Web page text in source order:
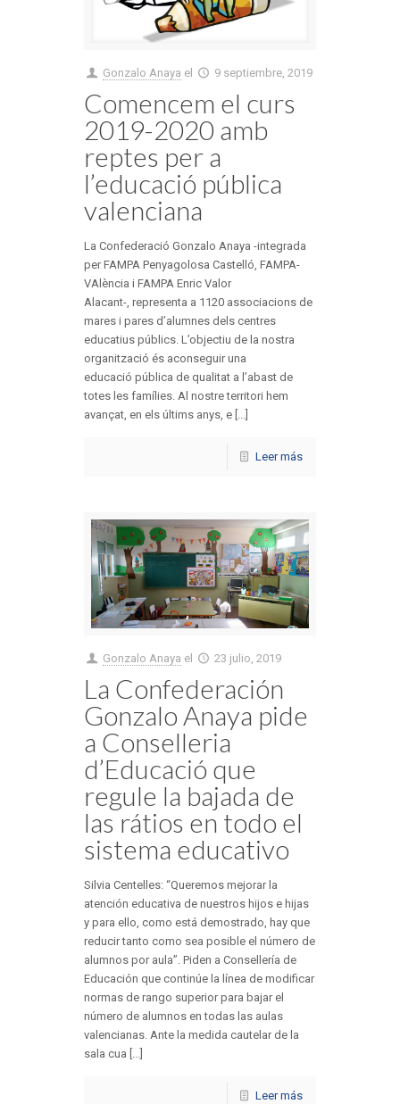
Gonzalo Anaya el 9 septiembre, 2019
Comencem el curs
2019-2020 amb
reptes per a
l’educació pública
valenciana
La Confederació Gonzalo Anaya -integrada
per FAMPA Penyagolosa Castelló, FAMPA-
VAlència i FAMPA Enric Valor
Alacant-, representa a 1120 associacions de
mares i pares d’alumnes dels centres
educatius públics. L’objectiu de la nostra
organització és aconseguir una
educació pública de qualitat a l’abast de
totes les famílies. Al nostre territori hem
avançat, en els últims anys, e [...]
Leer más
Gonzalo Anaya el 23 julio, 2019
La Confederación
Gonzalo Anaya pide
a Conselleria
d’Educació que
regule la bajada de
las rátios en todo el
sistema educativo
Silvia Centelles: “Queremos mejorar la
atención educativa de nuestros hijos e hijas
y para ello, como está demostrado, hay que
reducir tanto como sea posible el número de
alumnos por aula”. Piden a Consellería de
Educación que continúe la línea de modificar
normas de rango superior para bajar el
número de alumnos en todas las aulas
valencianas. Ante la medida cautelar de la
sala cua [...]
Leer más